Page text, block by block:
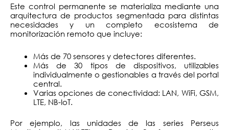
Este control permanente se materializa mediante una
arquitectura de productos segmentada para distintas
necesidades y un completo ecosistema de
monitorización remoto que incluye:
Más de 70 sensores y detectores diferentes.
Más de 30 tipos de dispositivos, utilizables
individualmente o gestionables a través del portal
central.
Varias opciones de conectividad: LAN, WiFi, GSM,
LTE, NB-IoT.
Por ejemplo, las unidades de las series Perseus